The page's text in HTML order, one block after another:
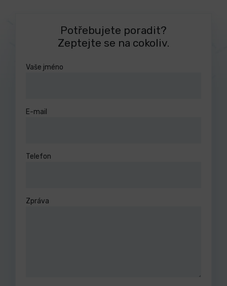
Potřebujete poradit?
Zeptejte se na cokoliv.
Vaše jméno
E-mail
Telefon
Zpráva